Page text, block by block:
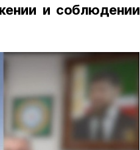
и соблюдении